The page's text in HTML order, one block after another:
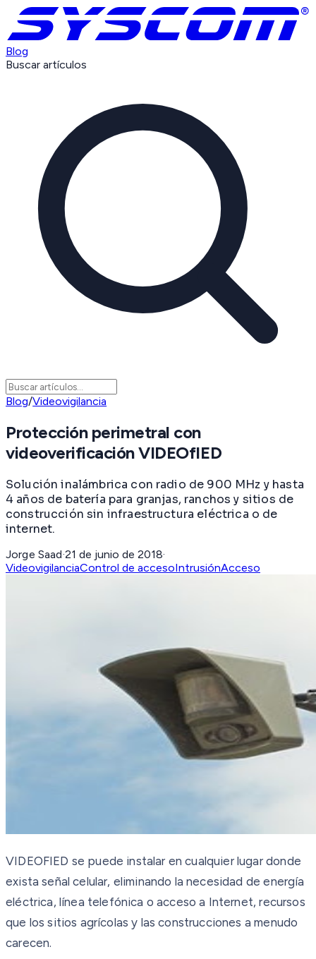
Blog
Buscar artículos
Blog/Videovigilancia
Protección perimetral con
videoverificación VIDEOfIED
Solución inalámbrica con radio de 900 MHz y hasta
4 años de batería para granjas, ranchos y sitios de
construcción sin infraestructura eléctrica o de
internet.
Jorge Saad·21 de junio de 2018·
VideovigilanciaControl de accesoIntrusiónAcceso
VIDEOFIED se puede instalar en cualquier lugar donde
exista señal celular, eliminando la necesidad de energía
eléctrica, línea telefónica o acceso a Internet, recursos
que los sitios agrícolas y las construcciones a menudo
carecen.